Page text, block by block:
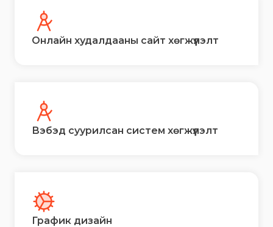
Онлайн худалдааны сайт хөгжүүлэлт
Вэбэд суурилсан систем хөгжүүлэлт
График дизайн